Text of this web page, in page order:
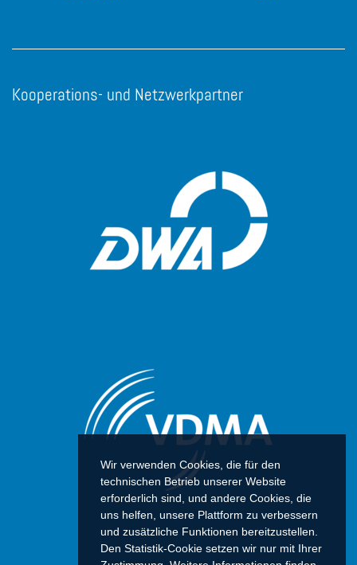
Wir verwenden Cookies, die für den
technischen Betrieb unserer Website
erforderlich sind, und andere Cookies, die
uns helfen, unsere Plattform zu verbessern
und zusätzliche Funktionen bereitzustellen.
Den Statistik-Cookie setzen wir nur mit Ihrer
Kooperations- und Netzwerkpartner